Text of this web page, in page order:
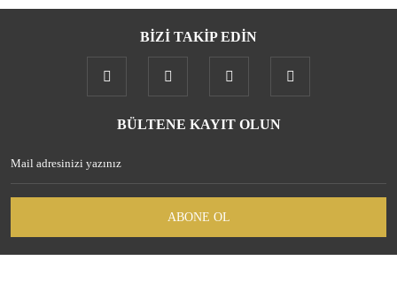
Gönder
BİZİ TAKİP EDİN
BÜLTENE KAYIT OLUN
ABONE OL